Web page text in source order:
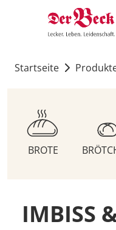
Startseite
BROTE
IMBISS